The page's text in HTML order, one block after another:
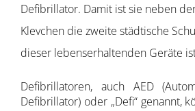
Defibrillator. Damit ist sie neben
Klevchen die zweite städtische
dieser lebenserhaltenden Geräte
Defibrillatoren, auch AED
Defibrillator) oder „Defi“ genannt,